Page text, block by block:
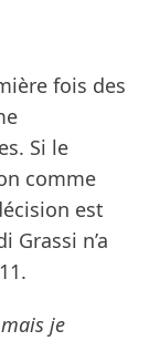
fois des
Si le
comme
est
n’a
je